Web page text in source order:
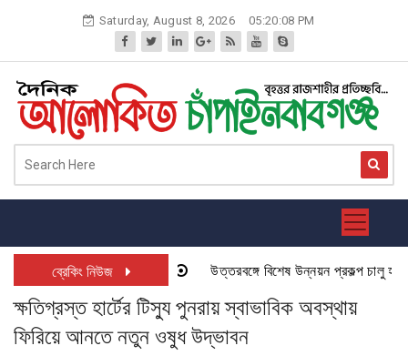
Saturday, August 8, 2026 05:20:08 PM
ব্রেকিং নিউজ উত্তরবঙ্গে বিশেষ উন্নয়ন প্রকল্প চালু হতে
ক্ষতিগ্রস্ত হার্টের টিস্যু পুনরায় স্বাভাবিক অবস্থায়
ফিরিয়ে আনতে নতুন ওষুধ উদ্ভাবন